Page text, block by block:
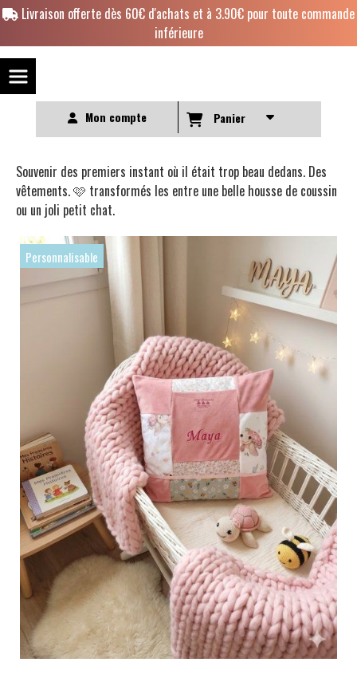
Livraison offerte dès 60€ d'achats et à 3.90€ pour toute commande
inférieure
Mon compte Panier
Souvenir des premiers instant où il était trop beau dedans. Des
vêtements. 🩷 transformés les entre une belle housse de coussin
ou un joli petit chat.
Personnalisable
Panneau de gestion des cookies